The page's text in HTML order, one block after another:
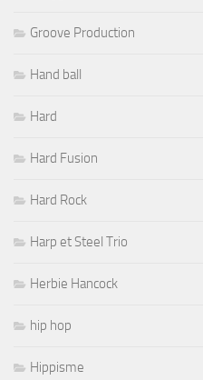
Groove Production
Hand ball
Hard
Hard Fusion
Hard Rock
Harp et Steel Trio
Herbie Hancock
hip hop
Hippisme